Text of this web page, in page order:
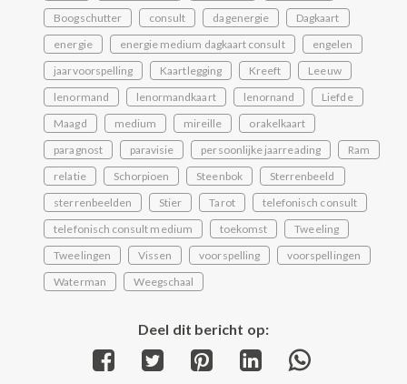
Boogschutter
consult dagenergie
Dagkaart
energie
energie medium dagkaart consult
engelen
jaarvoorspelling
Kaartlegging Kreeft
Leeuw
lenormand
lenormandkaart lenornand
Liefde
Maagd
medium mireille
orakelkaart
paragnost
paravisie persoonlijke jaarreading
Ram
relatie
Schorpioen Steenbok
Sterrenbeeld
sterrenbeelden
Stier Tarot
telefonisch consult
telefonisch consult medium
toekomst
Tweeling
Tweelingen
Vissen voorspelling
voorspellingen
Waterman
Weegschaal
Deel dit bericht op:
Share
Share
Share
Share